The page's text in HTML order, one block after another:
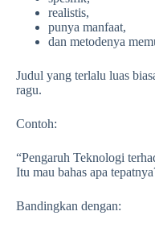
realistis,
punya manfaat,
dan metodenya
Judul yang terlalu luas
ragu.
Contoh:
“Pengaruh Teknologi
Itu mau bahas apa
Bandingkan dengan: